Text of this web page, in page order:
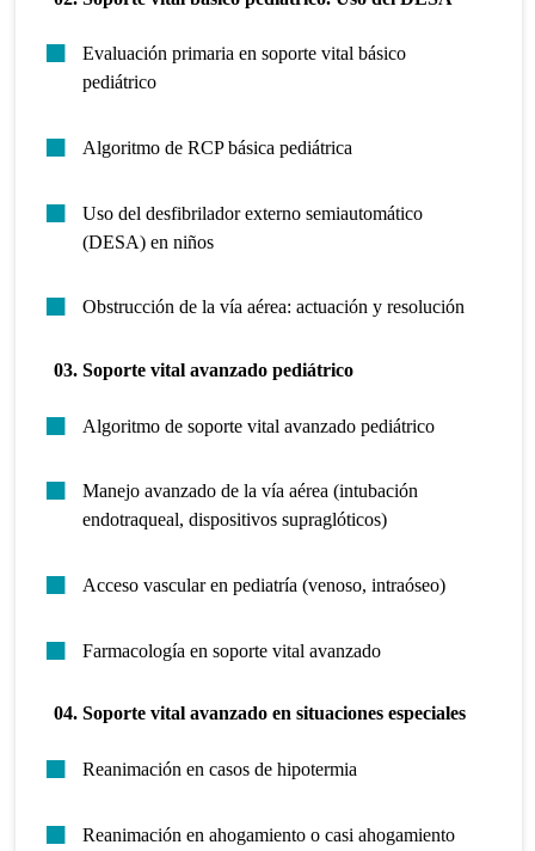
Evaluación primaria en soporte vital básico
pediátrico
Algoritmo de RCP básica pediátrica
Uso del desfibrilador externo semiautomático
(DESA) en niños
Obstrucción de la vía aérea: actuación y resolución
03. Soporte vital avanzado pediátrico
Algoritmo de soporte vital avanzado pediátrico
Manejo avanzado de la vía aérea (intubación
endotraqueal, dispositivos supraglóticos)
Acceso vascular en pediatría (venoso, intraóseo)
Farmacología en soporte vital avanzado
04. Soporte vital avanzado en situaciones especiales
Reanimación en casos de hipotermia
Reanimación en ahogamiento o casi ahogamiento